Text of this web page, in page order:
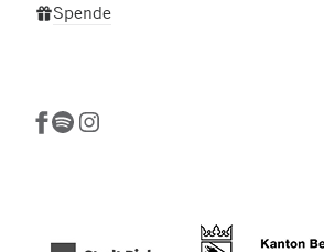
Spende